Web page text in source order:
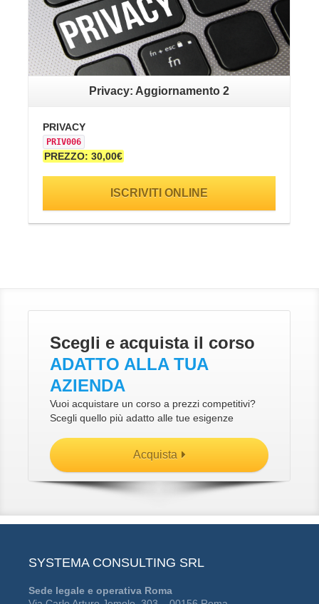
Privacy: Aggiornamento 2
PRIVACY
PRIV006
PREZZO: 30,00€
ISCRIVITI ONLINE
Scegli e acquista il corso
ADATTO ALLA TUA
AZIENDA
Vuoi acquistare un corso a prezzi competitivi?
Scegli quello più adatto alle tue esigenze
Acquista
SYSTEMA CONSULTING SRL
Sede legale e operativa Roma